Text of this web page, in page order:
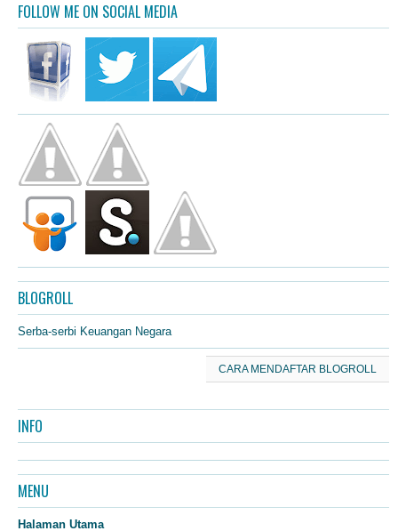
FOLLOW ME ON SOCIAL MEDIA
BLOGROLL
Serba-serbi Keuangan Negara
CARA MENDAFTAR BLOGROLL
INFO
MENU
Halaman Utama